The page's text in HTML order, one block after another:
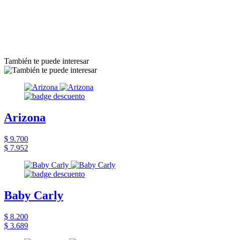
También te puede interesar
Arizona
$ 9.700
$ 7.952
Baby Carly
$ 8.200
$ 3.689